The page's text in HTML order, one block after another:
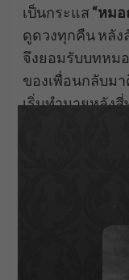
เป็นกระแส“หม
ดูดวงทุกคืน หลัง
จึงยอมรับบทหม
ของเพื่อนกลับมา
เริ่มทำนายหลังสี่
คืนหนึ่งเพียวแล
ฤทธิ์ ด้วยความ
มั่วๆ ไป แต่เมื่อ
ขอบคุณที่คำทำ
คืนดีกับแฟน ฤท
คือ คู่จิ้นวัยเด็กที่